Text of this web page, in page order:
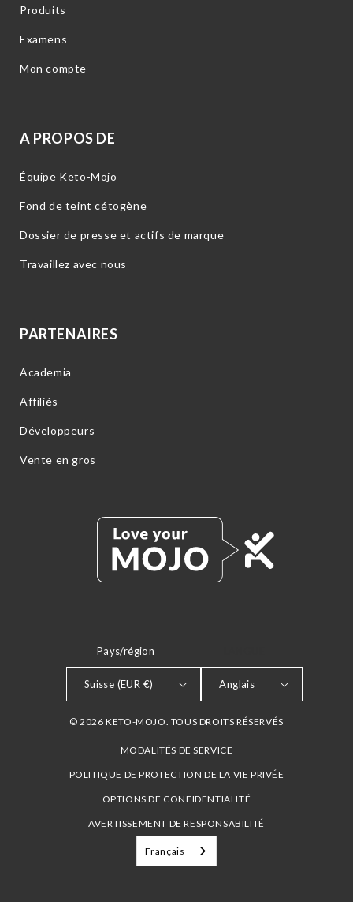
Produits
Examens
Mon compte
A PROPOS DE
Équipe Keto-Mojo
Fond de teint cétogène
Dossier de presse et actifs de marque
Travaillez avec nous
PARTENAIRES
Academia
Affiliés
Développeurs
Vente en gros
Pays/région
Suisse (EUR €) Anglais
© 2026 KETO-MOJO. TOUS DROITS RÉSERVÉS
MODALITÉS DE SERVICE
POLITIQUE DE PROTECTION DE LA VIE PRIVÉE
OPTIONS DE CONFIDENTIALITÉ
AVERTISSEMENT DE RESPONSABILITÉ
Français